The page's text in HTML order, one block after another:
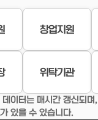
창업지원
위탁기관
데이터는 매시간 갱신되
있을 수 있습니다.